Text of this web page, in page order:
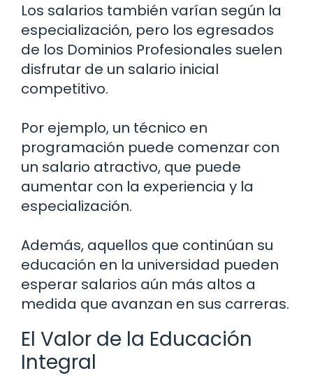
Los salarios también varían según la
especialización, pero los egresados
de los Dominios Profesionales suelen
disfrutar de un salario inicial
competitivo.
Por ejemplo, un técnico en
programación puede comenzar con
un salario atractivo, que puede
aumentar con la experiencia y la
especialización.
Además, aquellos que continúan su
educación en la universidad pueden
esperar salarios aún más altos a
medida que avanzan en sus carreras.
El Valor de la Educación
Integral